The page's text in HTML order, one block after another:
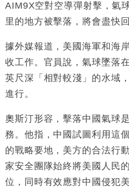
14:50
地產｜大酒店中期轉賺
東京半島
12:30
財經｜香港7月PMI回落
手
11:40
財經｜黑石傳再籌逾360
25%
18:15
本地｜新世界K11 9月升
定高消費客群
17:40
財經｜本港6月零售額連
最強
16:33
財經｜滙控重啟最多10億
AIM9X空對空導彈射擊，氣
里的地方被擊落，將會盡快
據外媒報道，美國海軍和海
收工作。官員說，氣球墜落
英尺深「相對較淺」的水域
進行。
奧斯汀形容，擊落中國氣球
務。他指，中國試圖利用這
的戰略要地，美方的合法行
家安全團隊始終將美國人民
位，同時有效應對中國侵犯